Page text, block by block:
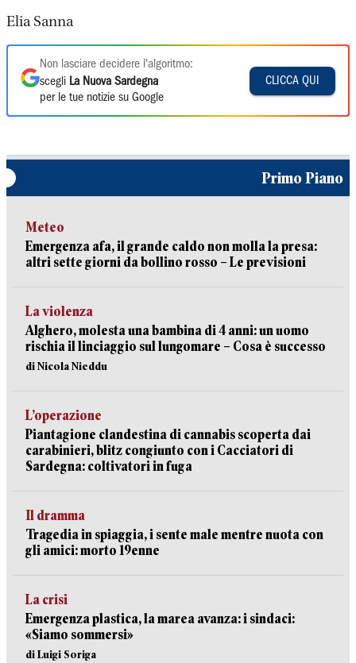
Elia Sanna
Non lasciare decidere l'algoritmo:
scegli La Nuova Sardegna
per le tue notizie su Google
CLICCA QUI
Primo Piano
Meteo
Emergenza afa, il grande caldo non molla la presa:
altri sette giorni da bollino rosso – Le previsioni
La violenza
Alghero, molesta una bambina di 4 anni: un uomo
rischia il linciaggio sul lungomare – Cosa è successo
di Nicola Nieddu
L’operazione
Piantagione clandestina di cannabis scoperta dai
carabinieri, blitz congiunto con i Cacciatori di
Sardegna: coltivatori in fuga
Il dramma
Tragedia in spiaggia, i sente male mentre nuota con
gli amici: morto 19enne
La crisi
Emergenza plastica, la marea avanza: i sindaci:
«Siamo sommersi»
di Luigi Soriga